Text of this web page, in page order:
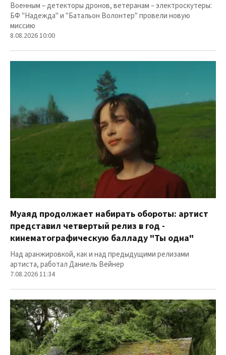
Военным – детекторы дронов, ветеранам – электроскутеры:
БФ "Надежда" и "Батальон Волонтер" провели новую
миссию
8.08.2026 10:00
Муаяд продолжает набирать обороты: артист
представил четвертый релиз в год -
кинематографическую балладу "Ты одна"
Над аранжировкой, как и над предыдущими релизами
артиста, работал Даниель Вейнер
7.08.2026 11:34